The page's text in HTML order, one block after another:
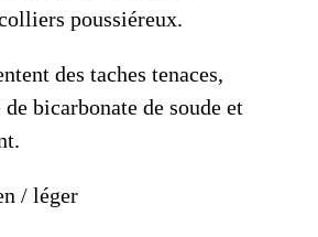
poussiéreux.
des taches tenaces,
bicarbonate de soude et
/ léger